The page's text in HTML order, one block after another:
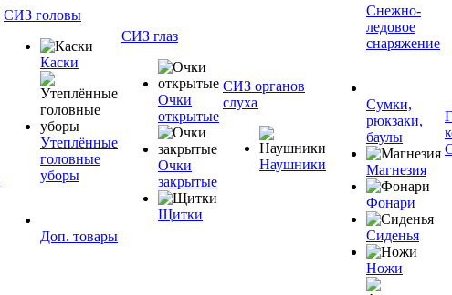
СИЗ головы
Каски
Утеплённые
головные
уборы
Доп. товары
СИЗ глаз
Очки
открытые
Очки
закрытые
Щитки
СИЗ органов
слуха
Наушники
Снежно-
ледовое
снаряжение
Сумки,
рюкзаки,
баулы
Магнезия
Фонари
Сиденья
Ножи